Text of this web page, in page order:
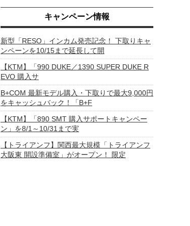
キャンペーン情報
新型「RESO」インカム発売記念！ 下取りキャ
ンペーンを10/15まで延長して開
【KTM】「990 DUKE／1390 SUPER DUKE R
EVO 購入サ
B+COM 最新モデル購入・下取りで最大9,000円
をキャッシュバック！「B+F
【KTM】「890 SMT 購入サポートキャンペー
ン」を8/1～10/31まで実
【トライアンフ】関西最大規模「トライアンフ
大阪東 開設準備室」がオープン！ 限定